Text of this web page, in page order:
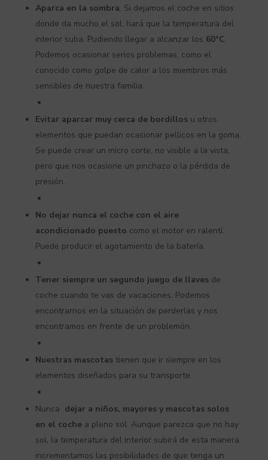
Aparca en la sombra. Si dejamos el coche en sitios
donde da mucho el sol, hará que la temperatura del
interior suba. Pudiendo llegar a alcanzar los 60°C.
Podemos ocasionar serios problemas, como el
conocido como golpe de calor a los miembros más
sensibles de nuestra familia.
Evitar aparcar muy cerca de bordillosu otros
elementos que puedan ocasionar pellicos en la goma.
Se puede crear un micro corte, no visible a la vista,
pero que nos ocasione un pinchazo o la pérdida de
presión.
No dejar nunca el coche con el aire
acondicionado puesto como el motor en ralentí.
Puede producir el agotamiento de la batería.
Tener siempre un segundo juego de llavesde
coche cuando te vas de vacaciones. Podemos
encontrarnos en la situación de perderlas y nos
encontramos en frente de un problemón.
Nuestras mascotastienen que ir siempre en los
elementos diseñados para su transporte.
Nunca dejar a niños, mayores y mascotas solos
en el cochea pleno sol. Aunque parezca que no hay
sol, la temperatura del interior subirá de esta manera
incrementamos las posibilidades de que tenga un